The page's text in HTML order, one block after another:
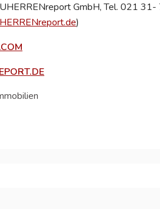
GmbH, Tel. 021
)